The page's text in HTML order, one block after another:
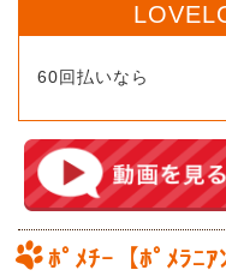
60回払いなら
ﾎﾟﾒﾁｰ【ﾎﾟﾒﾗﾆｱ